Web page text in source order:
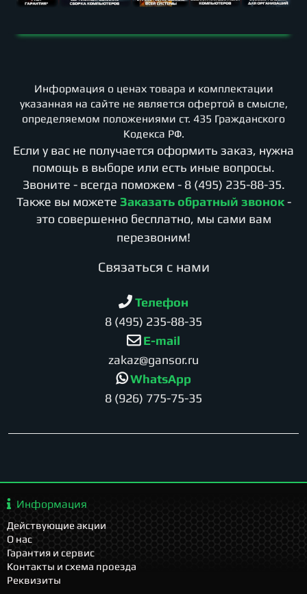
Информация о ценах товара и комплектации
указанная на сайте не является офертой в смысле,
определяемом положениями ст. 435 Гражданского
Кодекса РФ.
Если у вас не получается оформить заказ, нужна
помощь в выборе или есть иные вопросы.
Звоните - всегда поможем - 8 (495) 235-88-35.
Также вы можете Заказать обратный звонок -
это совершенно бесплатно, мы сами вам
перезвоним!
Cвязаться с нами
Телефон
8 (495) 235-88-35
E-mail
zakaz@gansor.ru
WhatsApp
8 (926) 775-75-35
Информация
Действующие акции
О нас
Гарантия и сервис
Контакты и схема проезда
Реквизиты